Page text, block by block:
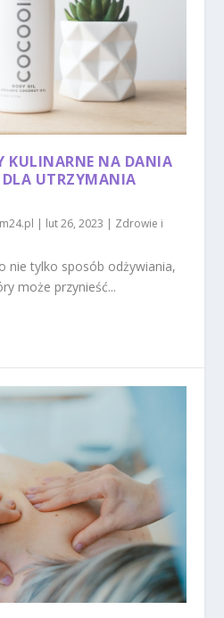
KULINARNE NA DANIA
DLA UTRZYMANIA
| lut 26, 2023 | Zdrowie i
nie tylko sposób odżywiania,
może przynieść...